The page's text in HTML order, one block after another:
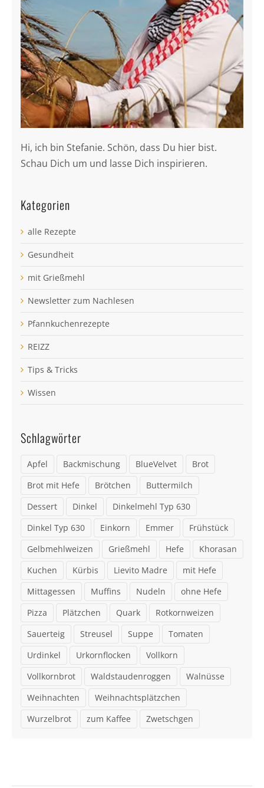
Hi, ich bin Stefanie. Schön, dass Du hier bist.
Schau Dich um und lasse Dich inspirieren.
Kategorien
alle Rezepte
Gesundheit
mit Grießmehl
Newsletter zum Nachlesen
Pfannkuchenrezepte
REIZZ
Tips & Tricks
Wissen
Schlagwörter
Apfel Backmischung BlueVelvet
Brot
Brot mit Hefe
Brötchen
Buttermilch
Dessert
Dinkel
Dinkelmehl Typ 630
Dinkel Typ 630
Einkorn Emmer
Frühstück
Gelbmehlweizen
Grießmehl Hefe
Khorasan
Kuchen
Kürbis Lievito Madre
mit Hefe
Mittagessen
Muffins Nudeln
ohne Hefe
Pizza
Plätzchen Quark
Rotkornweizen
Sauerteig
Streusel Suppe
Tomaten
Urdinkel
Urkornflocken
Vollkorn
Vollkornbrot
Waldstaudenroggen
Walnüsse
Weihnachten
Weihnachtsplätzchen
Wurzelbrot
zum Kaffee Zwetschgen